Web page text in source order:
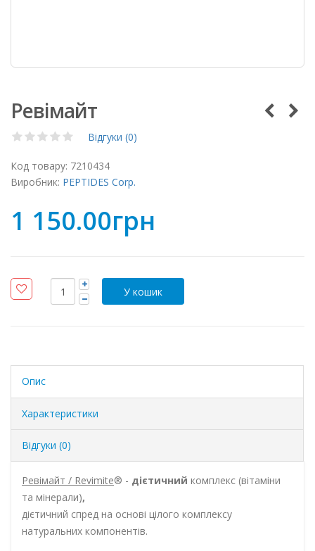
Ревімайт
Відгуки (0)
Код товару: 7210434
Виробник: PEPTIDES Corp.
1 150.00грн
Опис
Характеристики
Відгуки (0)
Ревімайт / Revimite® - дієтичний комплекс (вітаміни
та мінерали),
дієтичний спред на основі цілого комплексу
натуральних компонентів.